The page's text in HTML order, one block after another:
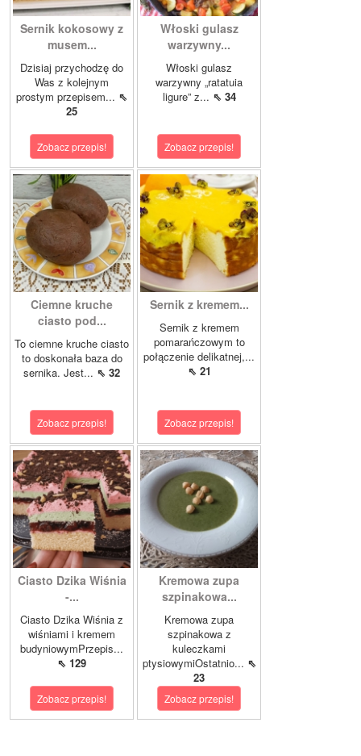
Sernik kokosowy z
musem...
Dzisiaj przychodzę do
Was z kolejnym
prostym przepisem... ⇖
25
Zobacz przepis!
Włoski gulasz
warzywny...
Włoski gulasz
warzywny „ratatuia
ligure” z... ⇖ 34
Zobacz przepis!
Ciemne kruche
ciasto pod...
To ciemne kruche ciasto
to doskonała baza do
sernika. Jest... ⇖ 32
Zobacz przepis!
Sernik z kremem...
Sernik z kremem
pomarańczowym to
połączenie delikatnej,...
⇖ 21
Zobacz przepis!
Ciasto Dzika Wiśnia
-...
Ciasto Dzika Wiśnia z
wiśniami i kremem
budyniowymPrzepis...
⇖ 129
Zobacz przepis!
Kremowa zupa
szpinakowa...
Kremowa zupa
szpinakowa z
kuleczkami
ptysiowymiOstatnio... ⇖
23
Zobacz przepis!